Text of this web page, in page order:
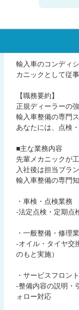
輸入車のコンディ
カニックとして従
【職務要約】
正規ディーラーの
輸入車整備の専門
あなたには、点検
■主な業務内容
先輩メカニックが
入社後は担当ブラ
輸入車整備の専門
・車検・点検業務
-法定点検・定期点
・一般整備・修理
-オイル・タイヤ交
のもと実施）
・サービスフロン
-整備内容の説明・
ォロー対応